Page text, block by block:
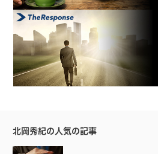
北岡秀紀の人気の記事